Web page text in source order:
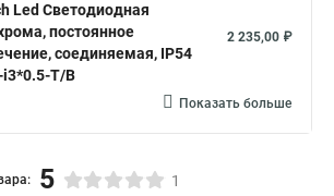
Led Светодиодная
постоянное
соединяемая, IP54
i3*0.5-T/B
2 235,00 ₽
Показать больше
5 1